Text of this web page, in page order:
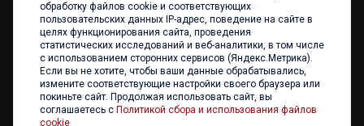
236017 Калининград,
ул. Каштановая аллея, 47
Телефон: +7 4012 960 898,
+7 4012 960 856
Написать нам
обработку файлов cookie и соответствующих
пользовательских данных IP-адрес, поведение на сайте в
целях функционирования сайта, проведения
статистических исследований и веб-аналитики, в том числе
с использованием сторонних сервисов (Яндекс.Метрика).
Если вы не хотите, чтобы ваши данные обрабатывались,
измените соответствующие настройки своего браузера или
покиньте сайт. Продолжая использовать сайт, вы
соглашаетесь с Политикой сбора и использования файлов
cookie